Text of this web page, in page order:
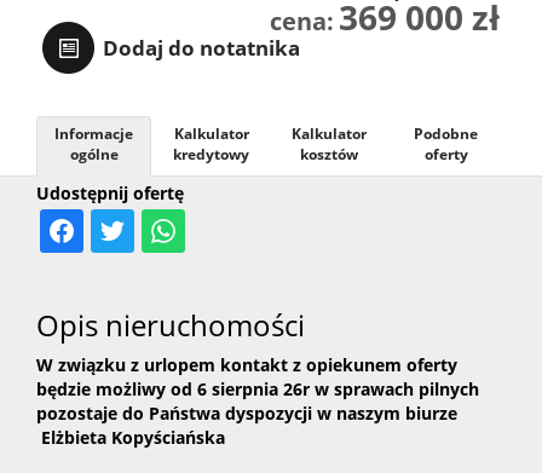
RODO
cena: 369 000 zł
Dodaj do notatnika
Udostępnij ofertę
Informacje
ogólne
Kalkulator
kredytowy
Kalkulator
kosztów
Podobne
oferty
Opis nieruchomości
W związku z urlopem kontakt z opiekunem oferty
będzie możliwy od 6 sierpnia 26r w sprawach pilnych
pozostaje do Państwa dyspozycji w naszym biurze
Elżbieta Kopyściańska